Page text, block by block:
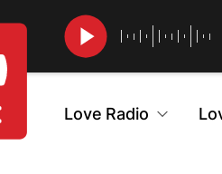
Love Radio